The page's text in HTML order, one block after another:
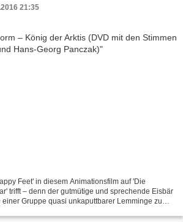
21:35
Feet' in diesem Animationsfilm auf 'Die
trifft – denn der gutmütige und sprechende Eisbär
einer Gruppe quasi unkaputtbarer Lemminge zu